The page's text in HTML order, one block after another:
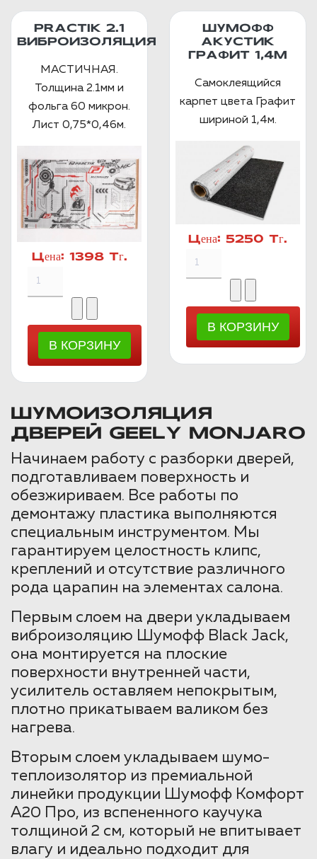
PRACTIK 2.1
ВИБРОИЗОЛЯЦИЯ
МАСТИЧНАЯ.
Толщина 2.1мм и
фольга 60 микрон.
Лист 0,75*0,46м.
Цена: 1398 Тг.
ШУМОФФ
АКУСТИК
ГРАФИТ 1,4М
Самоклеящийся
карпет цвета Графит
шириной 1,4м.
Цена: 5250 Тг.
ШУМОИЗОЛЯЦИЯ
ДВЕРЕЙ GEELY MONJARO
Начинаем работу с разборки дверей,
подготавливаем поверхность и
обезжириваем. Все работы по
демонтажу пластика выполняются
специальным инструментом. Мы
гарантируем целостность клипс,
креплений и отсутствие различного
рода царапин на элементах салона.
Первым слоем на двери укладываем
виброизоляцию Шумофф Black Jack,
она монтируется на плоские
поверхности внутренней части,
усилитель оставляем непокрытым,
плотно прикатываем валиком без
нагрева.
Вторым слоем укладываем шумо-
теплоизолятор из премиальной
линейки продукции Шумофф Комфорт
А20 Про, из вспененного каучука
толщиной 2 см, который не впитывает
влагу и идеально подходит для